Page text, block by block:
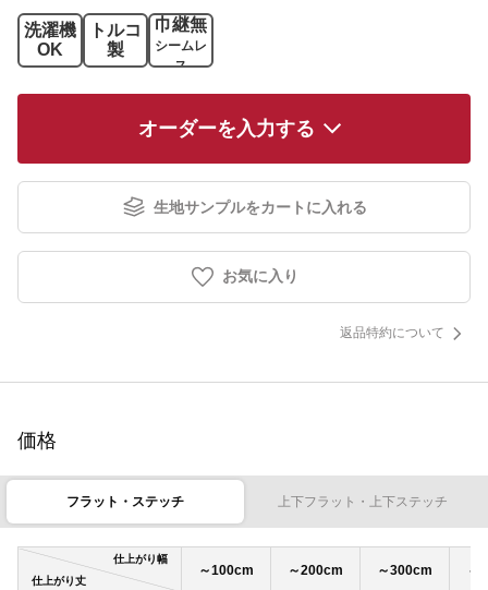
洗濯機
OK
トルコ
製
巾継無
シームレ
ス
オーダーを入力する
生地サンプルをカートに入れる
お気に入り
返品特約について
価格
フラット・ステッチ 上下フラット・上下ステッチ
仕上がり幅
仕上がり丈
～100cm ～200cm ～300cm ～